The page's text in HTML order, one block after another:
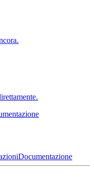
Documentazione